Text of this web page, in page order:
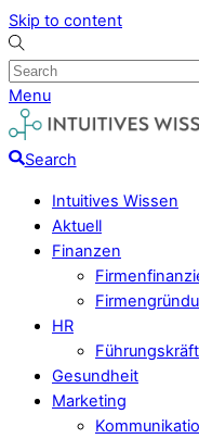
Skip to content
Menu
Search
Intuitives Wissen
Aktuell
Finanzen
HR
Gesundheit
Marketing